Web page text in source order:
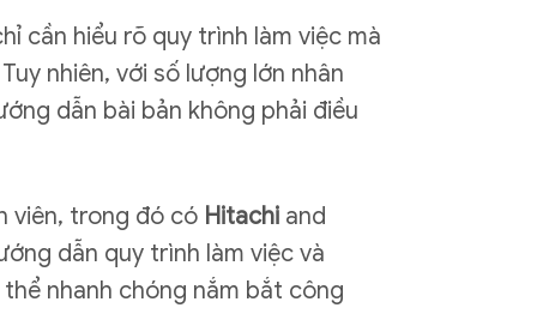
cần hiểu rõ quy trình làm việc mà
nhiên, với số lượng lớn nhân
dẫn bài bản không phải điều
viên, trong đó có Hitachi and
dẫn quy trình làm việc và
nhanh chóng nắm bắt công